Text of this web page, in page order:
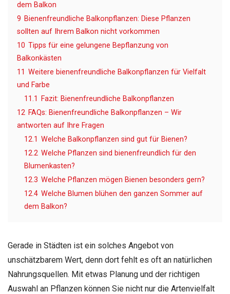
dem Balkon
9 Bienenfreundliche Balkonpflanzen: Diese Pflanzen
sollten auf Ihrem Balkon nicht vorkommen
10 Tipps für eine gelungene Bepflanzung von
Balkonkästen
11 Weitere bienenfreundliche Balkonpflanzen für Vielfalt
und Farbe
11.1
Fazit: Bienenfreundliche Balkonpflanzen
12 FAQs: Bienenfreundliche Balkonpflanzen – Wir
antworten auf Ihre Fragen
12.1 Welche Balkonpflanzen sind gut für Bienen?
12.2 Welche Pflanzen sind bienenfreundlich für den
Blumenkasten?
12.3 Welche Pflanzen mögen Bienen besonders gern?
12.4 Welche Blumen blühen den ganzen Sommer auf
dem Balkon?
Gerade in Städten ist ein solches Angebot von
unschätzbarem Wert, denn dort fehlt es oft an natürlichen
Nahrungsquellen. Mit etwas Planung und der richtigen
Auswahl an Pflanzen können Sie nicht nur die Artenvielfalt